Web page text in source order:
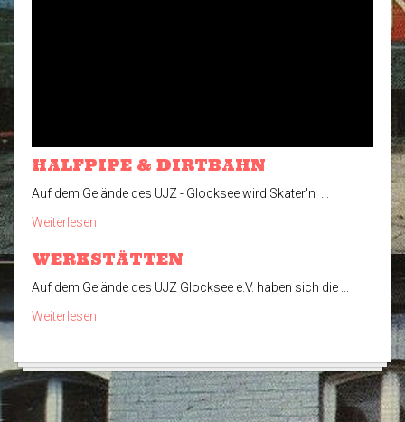
HALFPIPE & DIRTBAHN
Auf dem Gelände des UJZ - Glocksee wird Skater'n ...
Weiterlesen
WERKSTÄTTEN
Auf dem Gelände des UJZ Glocksee e.V. haben sich die ...
Weiterlesen